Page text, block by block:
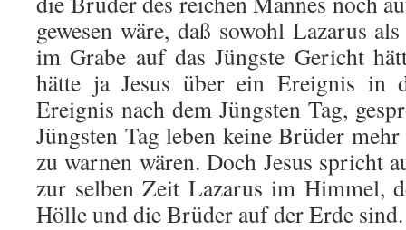
gewesen wäre, daß sowohl Lazarus
im Grabe auf das Jüngste Gericht
hätte ja Jesus über ein Ereignis in
Ereignis nach dem Jüngsten Tag,
Jüngsten Tag leben keine Brüder
zu warnen wären. Doch Jesus spricht
zur selben Zeit Lazarus im Himmel,
Hölle und die Brüder auf der Erde sind.